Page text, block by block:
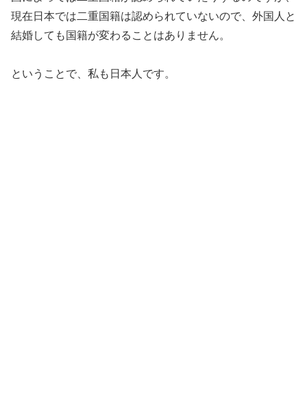
現在日本では二重国籍は認められていないので、外国人と
結婚しても国籍が変わることはありません。
ということで、私も日本人です。